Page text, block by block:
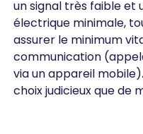
un signal très faible et
électrique minimale,
assurer le minimum
communication
via un appareil
choix judicieux que de